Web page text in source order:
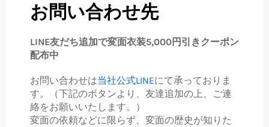
お問い合わせ先
LINE友だち追加で変面衣装5,000円引きクーポン
配布中
お問い合わせは当社公式LINEにて承っておりま
す。（下記のボタンより、友達追加の上、ご連
絡をお願いいたします。）
変面の依頼などに限らず、変面の歴史が知りた